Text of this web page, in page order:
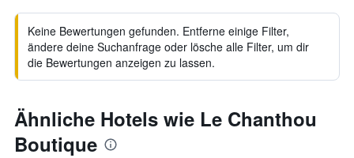
Keine Bewertungen gefunden. Entferne einige Filter,
ändere deine Suchanfrage oder lösche alle Filter, um dir
die Bewertungen anzeigen zu lassen.
Ähnliche Hotels wie Le Chanthou
Boutique